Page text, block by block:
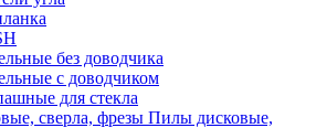
без доводчика
с доводчиком
для стекла
Пилы дисковые,